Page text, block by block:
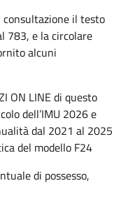
il testo
783, e la circolare
alcuni
ON LINE di questo
dell’IMU 2026 e
dal 2021 al 2025
del modello F24
di possesso,